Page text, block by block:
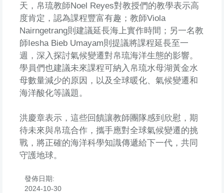
天，帛琉教師Noel Reyes對教授們的教學表示高
度肯定，認為課程豐富有趣；教師Viola
Nairngetrang則建議延長海上實作時間；另一名教
師Iesha Bieb Umayam則提議將課程延長至一
週，深入探討氣候變遷對帛琉海洋生態的影響。
學員們也建議未來課程可納入帛琉水母湖黃金水
母數量減少的原因，以及全球暖化、氣候變遷和
海洋酸化等議題。
洪慶章表示，這些回饋讓教師團隊感到欣慰，期
待未來與帛琉合作，攜手應對全球氣候變遷的挑
戰，將正確的海洋科學知識傳遞給下一代，共同
守護地球。
發佈日期:
2024-10-30